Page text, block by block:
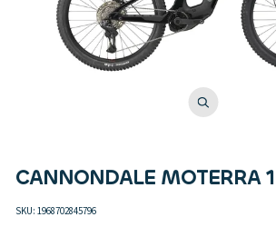
CANNONDALE MOTERRA
SKU: 1968702845796